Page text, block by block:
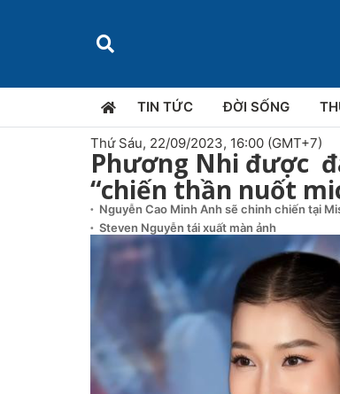
TIN TỨC ĐỜI SỐNG
Thứ Sáu, 22/09/2023, 16:00 (GMT+7)
Phương Nhi được
“chiến thần nuốt
Nguyễn Cao Minh Anh sẽ chinh chiến tại
Steven Nguyễn tái xuất màn ảnh